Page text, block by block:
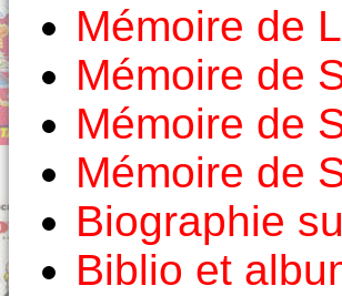
Mémoire de
Mémoire de
Mémoire de
Mémoire de
Biographie
Biblio et